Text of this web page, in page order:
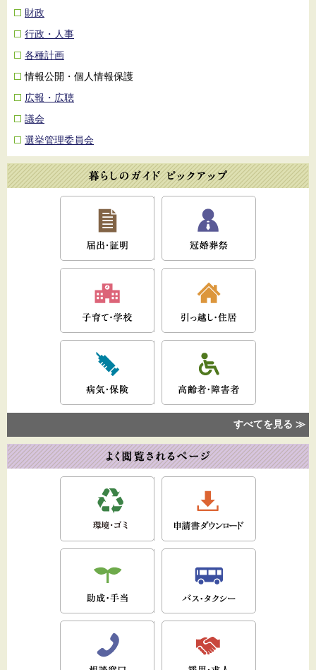
財政
行政・人事
各種計画
情報公開・個人情報保護
広報・広聴
議会
選挙管理委員会
すべてを見る ≫